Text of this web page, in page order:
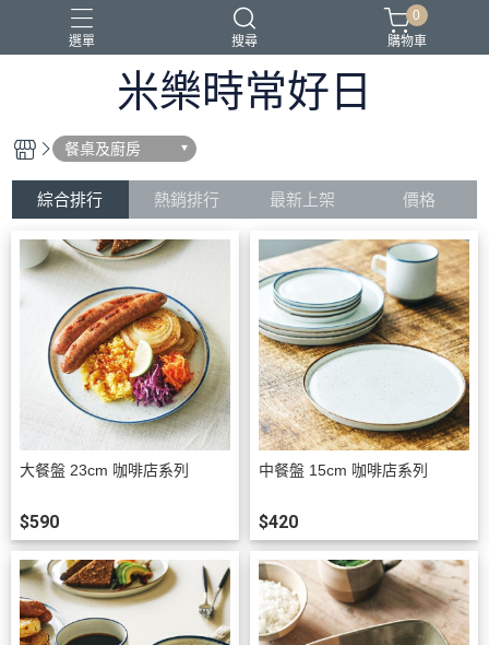
選單 搜尋
波佐見燒
0
購物車
米樂時常好日
餐桌及廚房
綜合排行 熱銷排行 最新上架 價格
大餐盤 23cm 咖啡店系列
$590
中餐盤 15cm 咖啡店系列
$420